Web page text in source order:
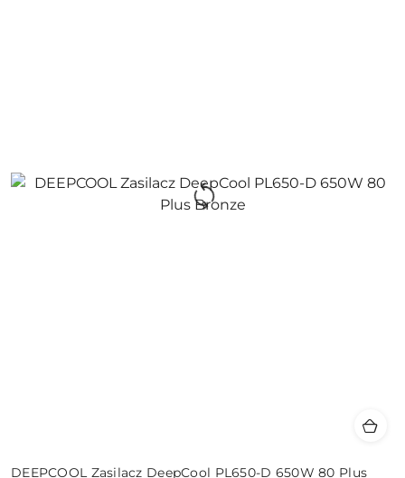
DEEPCOOL Zasilacz DeepCool PL650-D 650W 80 Plus